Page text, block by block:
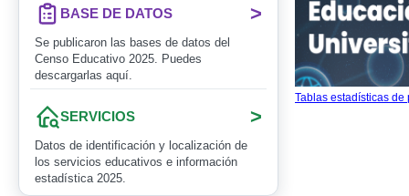
BASE DE DATOS >
Se publicaron las bases de datos del
Censo Educativo 2025. Puedes
descargarlas aquí.
SERVICIOS >
Datos de identificación y localización de
los servicios educativos e información
estadística 2025.
Tablas estadísticas